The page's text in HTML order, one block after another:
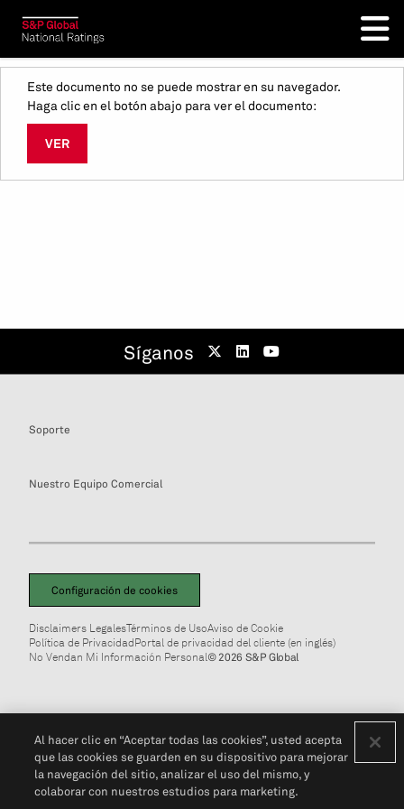
Este documento no se puede mostrar en su navegador.
Haga clic en el botón abajo para ver el documento:
VER
Síganos
Soporte
Nuestro Equipo Comercial
Configuración de cookies
Disclaimers LegalesTérminos de UsoAviso de Cookie
Política de PrivacidadPortal de privacidad del cliente (en inglés)
No Vendan Mi Información Personal© 2026 S&P Global
Al hacer clic en “Aceptar todas las cookies”, usted acepta
que las cookies se guarden en su dispositivo para mejorar
la navegación del sitio, analizar el uso del mismo, y
colaborar con nuestros estudios para marketing.